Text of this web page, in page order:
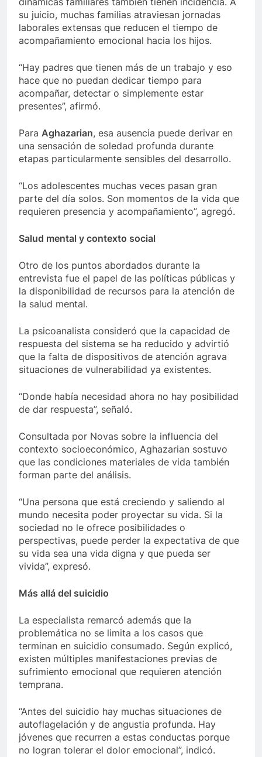
su juicio, muchas familias atraviesan jornadas
laborales extensas que reducen el tiempo de
acompañamiento emocional hacia los hijos.
“Hay padres que tienen más de un trabajo y eso
hace que no puedan dedicar tiempo para
acompañar, detectar o simplemente estar
presentes”, afirmó.
Para Aghazarian, esa ausencia puede derivar en
una sensación de soledad profunda durante
etapas particularmente sensibles del desarrollo.
“Los adolescentes muchas veces pasan gran
parte del día solos. Son momentos de la vida que
requieren presencia y acompañamiento”, agregó.
Salud mental y contexto social
Otro de los puntos abordados durante la
entrevista fue el papel de las políticas públicas y
la disponibilidad de recursos para la atención de
la salud mental.
La psicoanalista consideró que la capacidad de
respuesta del sistema se ha reducido y advirtió
que la falta de dispositivos de atención agrava
situaciones de vulnerabilidad ya existentes.
“Donde había necesidad ahora no hay posibilidad
de dar respuesta”, señaló.
Consultada por Novas sobre la influencia del
contexto socioeconómico, Aghazarian sostuvo
que las condiciones materiales de vida también
forman parte del análisis.
“Una persona que está creciendo y saliendo al
mundo necesita poder proyectar su vida. Si la
sociedad no le ofrece posibilidades o
perspectivas, puede perder la expectativa de que
su vida sea una vida digna y que pueda ser
vivida”, expresó.
Más allá del suicidio
La especialista remarcó además que la
problemática no se limita a los casos que
terminan en suicidio consumado. Según explicó,
existen múltiples manifestaciones previas de
sufrimiento emocional que requieren atención
temprana.
“Antes del suicidio hay muchas situaciones de
autoflagelación y de angustia profunda. Hay
jóvenes que recurren a estas conductas porque
no logran tolerar el dolor emocional”, indicó.